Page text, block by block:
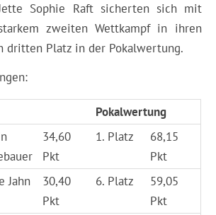
Sophie Raft sicherten sich mit
zweiten Wettkampf in ihren
dritten Platz in der Pokalwertung.
Pokalwertung
34,60
Pkt
1. Platz
68,15
Pkt
Jahn
30,40
Pkt
6. Platz
59,05
Pkt